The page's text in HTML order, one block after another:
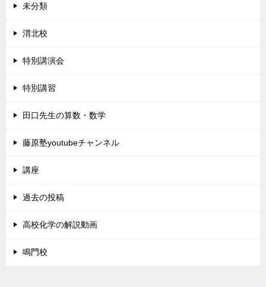
未分類
渭北校
特別講演会
特別講習
田口先生の算数・数学
藤原塾youtubeチャンネル
講座
過去の投稿
高校化学の解説動画
鳴門校